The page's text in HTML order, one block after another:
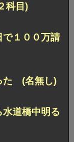
科目)
１００万請
た (名無し)
道橋中明る